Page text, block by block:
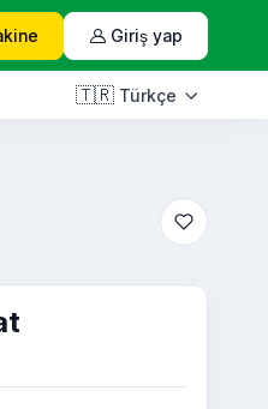
Giriş yap
🇹🇷 Türkçe